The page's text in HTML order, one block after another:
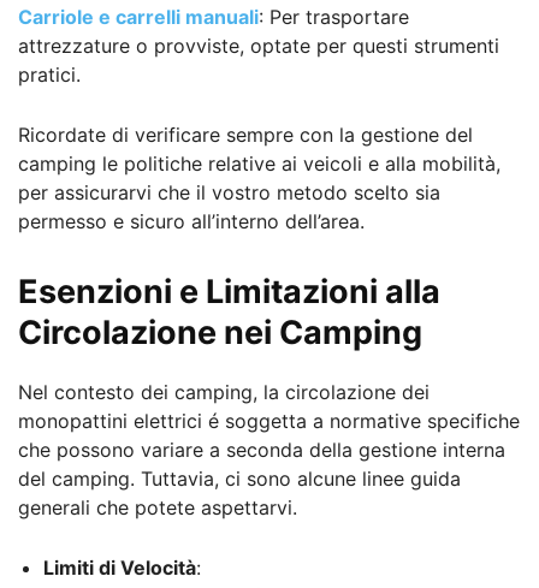
Carriole e carrelli manuali: Per trasportare
attrezzature o provviste, optate per questi strumenti
pratici.
Ricordate di verificare sempre con la gestione del
camping le politiche relative ai veicoli e alla mobilità,
per assicurarvi che il vostro metodo scelto sia
permesso e sicuro all’interno dell’area.
Esenzioni e Limitazioni alla
Circolazione nei Camping
Nel contesto dei camping, la circolazione dei
monopattini elettrici é soggetta a normative specifiche
che possono variare a seconda della gestione interna
del camping. Tuttavia, ci sono alcune linee guida
generali che potete aspettarvi.
Limiti di Velocità: